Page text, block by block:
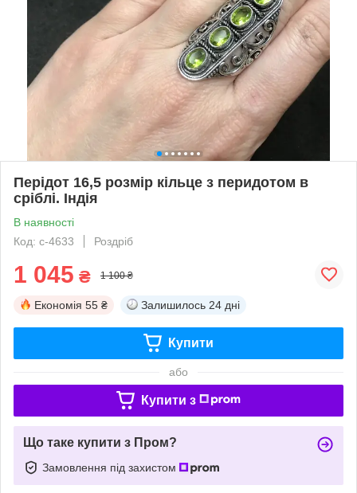
Перідот 16,5 розмір кільце з перидотом в
сріблі. Індія
В наявності
Код: с-4633
Роздріб
1 045 ₴ 1 100 ₴
Економія 55 ₴ Залишилось 24 дні
Купити
або
Купити з
Що таке купити з Пром?
Замовлення під захистом